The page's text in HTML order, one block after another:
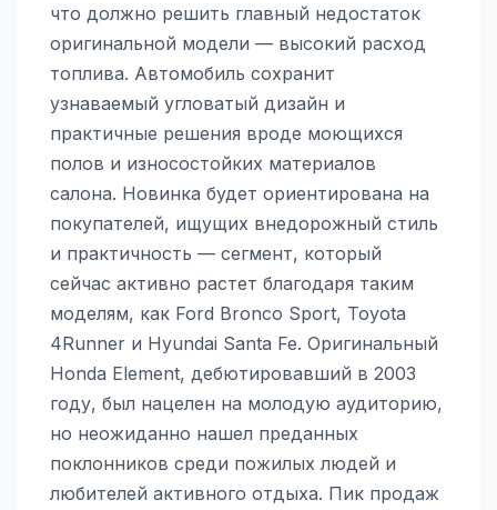
что должно решить главный недостаток
оригинальной модели — высокий расход
топлива. Автомобиль сохранит
узнаваемый угловатый дизайн и
практичные решения вроде моющихся
полов и износостойких материалов
салона. Новинка будет ориентирована на
покупателей, ищущих внедорожный стиль
и практичность — сегмент, который
сейчас активно растет благодаря таким
моделям, как Ford Bronco Sport, Toyota
4Runner и Hyundai Santa Fe. Оригинальный
Honda Element, дебютировавший в 2003
году, был нацелен на молодую аудиторию,
но неожиданно нашел преданных
поклонников среди пожилых людей и
любителей активного отдыха. Пик продаж